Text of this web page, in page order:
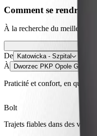
Comment se rendre
À la recherche du meilleur
De Katowicka - Szpital
À Dworzec PKP Opole Główne
Praticité et confort, en
Bolt
Trajets fiables dans des